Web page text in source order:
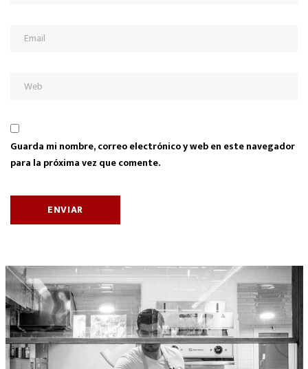
Guarda mi nombre, correo electrónico y web en este navegador
para la próxima vez que comente.